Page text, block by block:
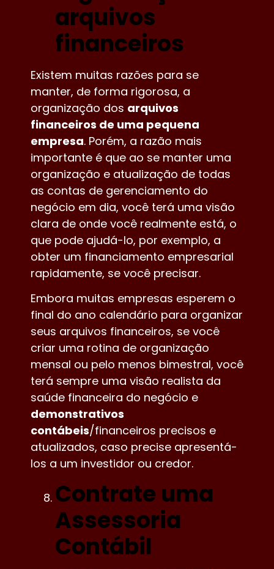
arquivos
financeiros
Existem muitas razões para se
manter, de forma rigorosa, a
organização dos arquivos
financeiros de uma pequena
empresa. Porém, a razão mais
importante é que ao se manter uma
organização e atualização de todas
as contas de gerenciamento do
negócio em dia, você terá uma visão
clara de onde você realmente está, o
que pode ajudá-lo, por exemplo, a
obter um financiamento empresarial
rapidamente, se você precisar.
Embora muitas empresas esperem o
final do ano calendário para organizar
seus arquivos financeiros, se você
criar uma rotina de organização
mensal ou pelo menos bimestral, você
terá sempre uma visão realista da
saúde financeira do negócio e
demonstrativos
contábeis/financeiros precisos e
atualizados, caso precise apresentá-
los a um investidor ou credor.
Contrate uma
Assessoria
Contábil